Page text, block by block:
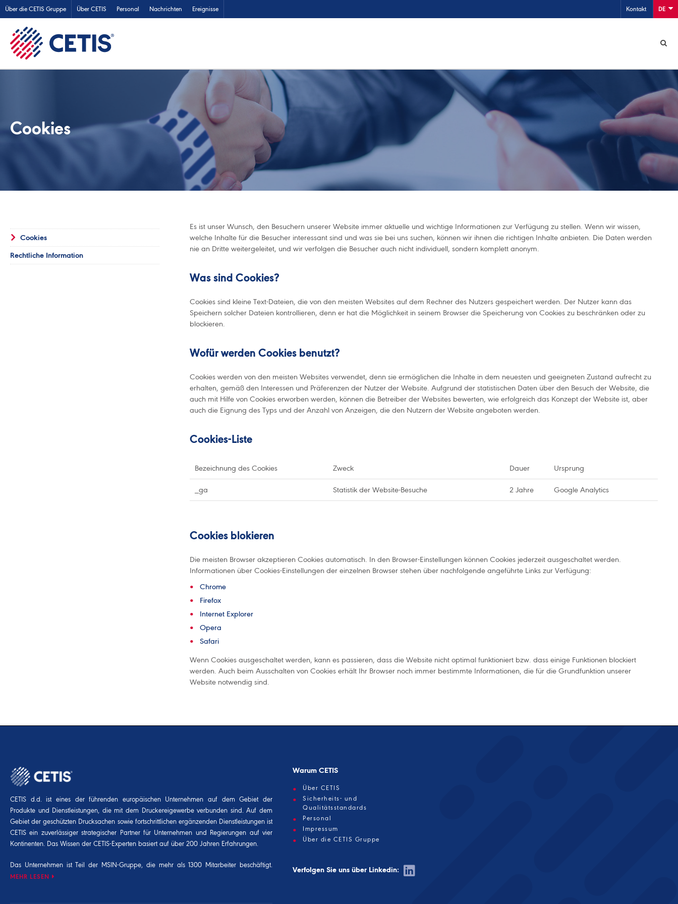
Über die CETIS Gruppe Über CETIS Personal Nachrichten Ereignisse Kontakt DE
Cookies
Cookies
Rechtliche Information
Es ist unser Wunsch, den Besuchern unserer Website immer aktuelle und wichtige Informationen zur Verfügung zu stellen. Wenn wir wissen,
welche Inhalte für die Besucher interessant sind und was sie bei uns suchen, können wir ihnen die richtigen Inhalte anbieten. Die Daten werden
nie an Dritte weitergeleitet, und wir verfolgen die Besucher auch nicht individuell, sondern komplett anonym.
Was sind Cookies?
Cookies sind kleine Text-Dateien, die von den meisten Websites auf dem Rechner des Nutzers gespeichert werden. Der Nutzer kann das
Speichern solcher Dateien kontrollieren, denn er hat die Möglichkeit in seinem Browser die Speicherung von Cookies zu beschränken oder zu
blockieren.
Wofür werden Cookies benutzt?
Cookies werden von den meisten Websites verwendet, denn sie ermöglichen die Inhalte in dem neuesten und geeigneten Zustand aufrecht zu
erhalten, gemäß den Interessen und Präferenzen der Nutzer der Website. Aufgrund der statistischen Daten über den Besuch der Website, die
auch mit Hilfe von Cookies erworben werden, können die Betreiber der Websites bewerten, wie erfolgreich das Konzept der Website ist, aber
auch die Eignung des Typs und der Anzahl von Anzeigen, die den Nutzern der Website angeboten werden.
Cookies-Liste
Bezeichnung des Cookies Zweck Dauer Ursprung
_ga Statistik der Website-Besuche 2 Jahre Google Analytics
Cookies blokieren
Die meisten Browser akzeptieren Cookies automatisch. In den Browser-Einstellungen können Cookies jederzeit ausgeschaltet werden.
Informationen über Cookies-Einstellungen der einzelnen Browser stehen über nachfolgende angeführte Links zur Verfügung:
Chrome
Firefox
Internet Explorer
Opera
Safari
Wenn Cookies ausgeschaltet werden, kann es passieren, dass die Website nicht optimal funktioniert bzw. dass einige Funktionen blockiert
werden. Auch beim Ausschalten von Cookies erhält Ihr Browser noch immer bestimmte Informationen, die für die Grundfunktion unserer
Website notwendig sind.
CETIS d.d. ist eines der führenden europäischen Unternehmen auf dem Gebiet der
Produkte und Dienstleistungen, die mit dem Druckereigewerbe verbunden sind. Auf dem
Gebiet der geschützten Drucksachen sowie fortschrittlichen ergänzenden Dienstleistungen ist
CETIS ein zuverlässiger strategischer Partner für Unternehmen und Regierungen auf vier
Kontinenten. Das Wissen der CETIS-Experten basiert auf über 200 Jahren Erfahrungen.
Das Unternehmen ist Teil der MSIN-Gruppe, die mehr als 1300 Mitarbeiter beschäftigt.
MEHR LESEN
Warum CETIS
Über CETIS
Sicherheits- und
Qualitätsstandards
Personal
Impressum
Über die CETIS Gruppe
Verfolgen Sie uns über Linkedin: